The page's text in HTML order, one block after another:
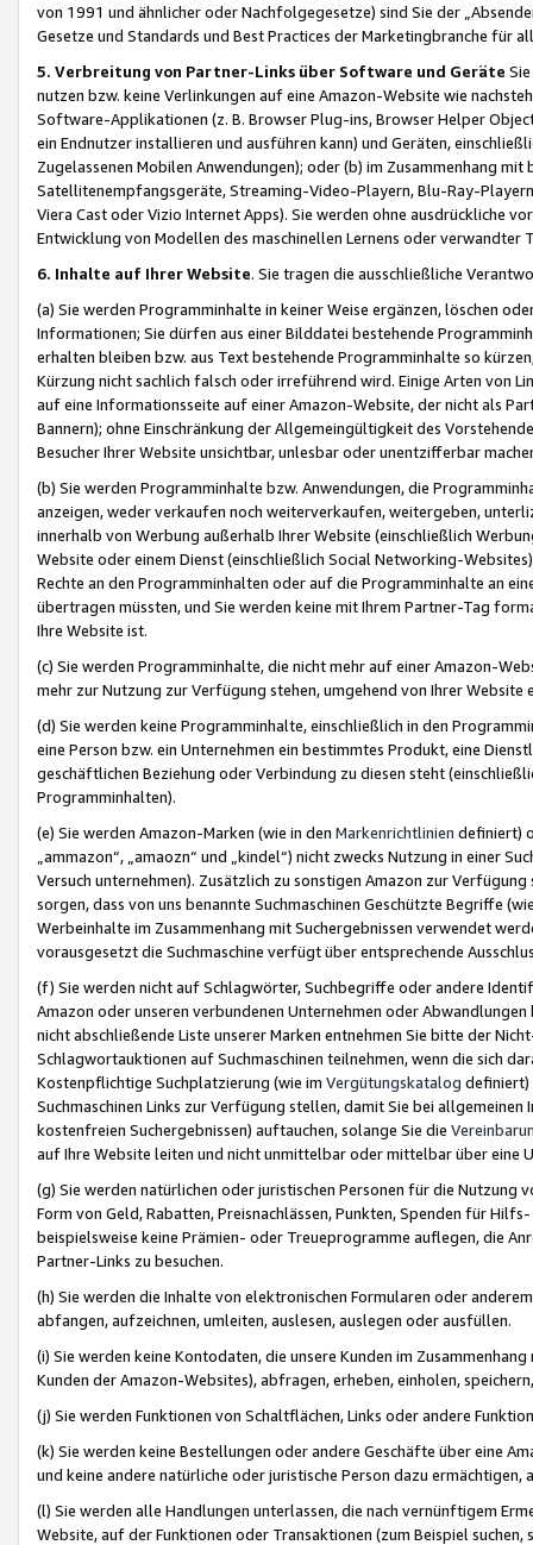
von 1991 und ähnlicher oder Nachfolgegesetze) sind Sie der
Gesetze und Standards und Best Practices der Marketingbranche für
5. Verbreitung von Partner-Links über Software und Geräte
nutzen bzw. keine Verlinkungen auf eine Amazon-Website wie
Software-Applikationen (z. B. Browser Plug-ins, Browser Helper
ein Endnutzer installieren und ausführen kann) und Geräten,
Zugelassenen Mobilen Anwendungen); oder (b) im Zusammenhang
Satellitenempfangsgeräte, Streaming-Video-Playern, Blu-Ray-
Viera Cast oder Vizio Internet Apps). Sie werden ohne ausdrückliche
Entwicklung von Modellen des maschinellen Lernens oder
6. Inhalte auf Ihrer Website. Sie tragen die ausschließliche
(a) Sie werden Programminhalte in keiner Weise ergänzen, löschen
Informationen; Sie dürfen aus einer Bilddatei bestehende
erhalten bleiben bzw. aus Text bestehende Programminhalte so
Kürzung nicht sachlich falsch oder irreführend wird. Einige Arten von
auf eine Informationsseite auf einer Amazon-Website, der nicht als
Bannern); ohne Einschränkung der Allgemeingültigkeit des
Besucher Ihrer Website unsichtbar, unlesbar oder unentzifferbar
(b) Sie werden Programminhalte bzw. Anwendungen, die
anzeigen, weder verkaufen noch weiterverkaufen, weitergeben,
innerhalb von Werbung außerhalb Ihrer Website (einschließlich
Website oder einem Dienst (einschließlich Social Networking-
Rechte an den Programminhalten oder auf die Programminhalte an
übertragen müssten, und Sie werden keine mit Ihrem Partner-Tag
Ihre Website ist.
(c) Sie werden Programminhalte, die nicht mehr auf einer Amazon-
mehr zur Nutzung zur Verfügung stehen, umgehend von Ihrer
(d) Sie werden keine Programminhalte, einschließlich in den
eine Person bzw. ein Unternehmen ein bestimmtes Produkt, eine
geschäftlichen Beziehung oder Verbindung zu diesen steht
Programminhalten).
(e) Sie werden Amazon-Marken (wie in den Markenrichtlinien definiert)
„ammazon“, „amaozn“ und „kindel“) nicht zwecks Nutzung in einer
Versuch unternehmen). Zusätzlich zu sonstigen Amazon zur
sorgen, dass von uns benannte Suchmaschinen Geschützte Begriffe
Werbeinhalte im Zusammenhang mit Suchergebnissen verwendet
vorausgesetzt die Suchmaschine verfügt über entsprechende
(f) Sie werden nicht auf Schlagwörter, Suchbegriffe oder andere
Amazon oder unseren verbundenen Unternehmen oder
nicht abschließende Liste unserer Marken entnehmen Sie bitte der
Schlagwortauktionen auf Suchmaschinen teilnehmen, wenn die sich
Kostenpflichtige Suchplatzierung (wie im Vergütungskatalog definiert)
Suchmaschinen Links zur Verfügung stellen, damit Sie bei
kostenfreien Suchergebnissen) auftauchen, solange Sie die
auf Ihre Website leiten und nicht unmittelbar oder mittelbar über eine
(g) Sie werden natürlichen oder juristischen Personen für die Nutzung
Form von Geld, Rabatten, Preisnachlässen, Punkten, Spenden für
beispielsweise keine Prämien- oder Treueprogramme auflegen, die
Partner-Links zu besuchen.
(h) Sie werden die Inhalte von elektronischen Formularen oder
abfangen, aufzeichnen, umleiten, auslesen, auslegen oder ausfüllen.
(i) Sie werden keine Kontodaten, die unsere Kunden im
Kunden der Amazon-Websites), abfragen, erheben, einholen,
(j) Sie werden Funktionen von Schaltflächen, Links oder andere
(k) Sie werden keine Bestellungen oder andere Geschäfte über eine
und keine andere natürliche oder juristische Person dazu
(l) Sie werden alle Handlungen unterlassen, die nach vernünftigem
Website, auf der Funktionen oder Transaktionen (zum Beispiel